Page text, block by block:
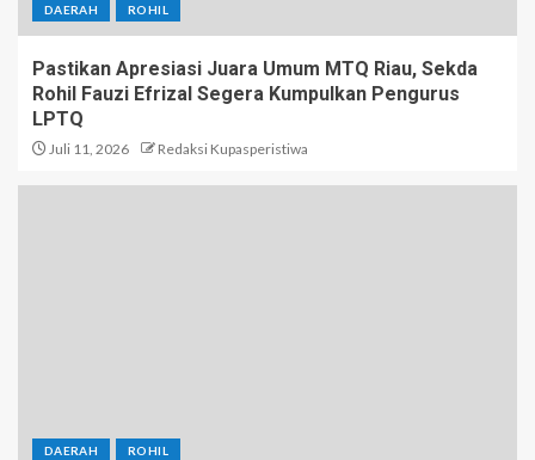
DAERAH ROHIL
Pastikan Apresiasi Juara Umum MTQ Riau, Sekda
Rohil Fauzi Efrizal Segera Kumpulkan Pengurus
LPTQ
Juli 11, 2026 Redaksi Kupasperistiwa
DAERAH ROHIL